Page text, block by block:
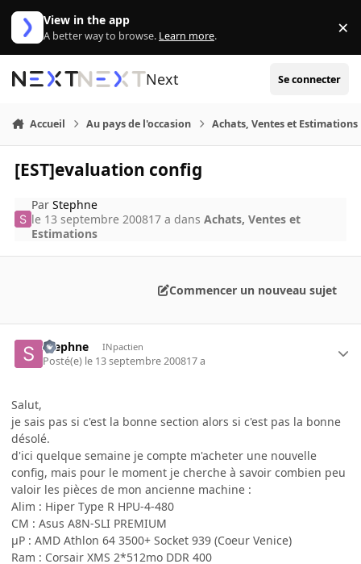
Aller au contenu
View in the app
A better way to browse. Learn more. ×
Next Se connecter
Accueil Au pays de l'occasion Achats, Ventes et Estimations
[EST]evaluation config
ParStephne
le 13 septembre 200817 a dansAchats, Ventes et
Estimations
Commencer un nouveau sujet
Stephne INpactien
Posté(e) le 13 septembre 200817 a
Salut,
je sais pas si c'est la bonne section alors si c'est pas la bonne
désolé.
d'ici quelque semaine je compte m'acheter une nouvelle
config, mais pour le moment je cherche à savoir combien peu
valoir les pièces de mon ancienne machine :
Alim : Hiper Type R HPU-4-480
CM : Asus A8N-SLI PREMIUM
µP : AMD Athlon 64 3500+ Socket 939 (Coeur Venice)
Ram : Corsair XMS 2*512mo DDR 400